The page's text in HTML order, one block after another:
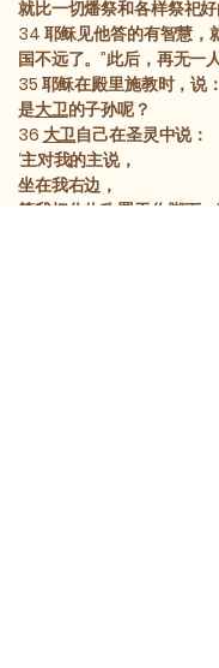
就比一切燔祭和各样祭祀好
34 耶稣见他答的有智慧，
国不远了。”此后，再无一
35 耶稣在殿里施教时，说
是大卫的子孙呢？
36 大卫自己在圣灵中说：
‘主对我的主说，
坐在我右边，
等我把你仇敌置于你脚下。’